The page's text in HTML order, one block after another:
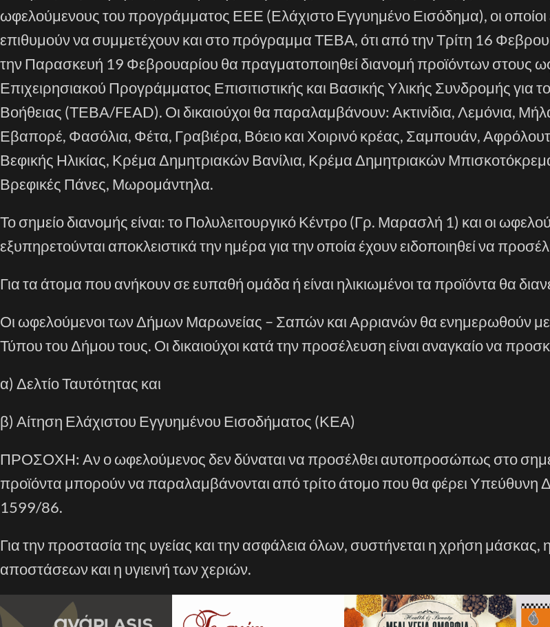
ωφελούμενους του προγράμματος ΕΕΕ (Ελάχιστο Εγγυημένο Εισόδημα), οι οποίοι
επιθυμούν να συμμετέχουν και στο πρόγραμμα ΤΕΒΑ, ότι από την Τρίτη 16
την Παρασκευή 19 Φεβρουαρίου θα πραγματοποιηθεί διανομή προϊόντων στους
Επιχειρησιακού Προγράμματος Επισιτιστικής και Βασικής Υλικής Συνδρομής για
Βοήθειας (ΤΕΒΑ/FEAD). Οι δικαιούχοι θα παραλαμβάνουν: Ακτινίδια, Λεμόνια,
Εβαπορέ, Φασόλια, Φέτα, Γραβιέρα, Βόειο και Χοιρινό κρέας, Σαμπουάν,
Βεφικής Ηλικίας, Κρέμα ΔημητριακώνΒανίλια, Κρέμα Δημητριακών
Βρεφικές Πάνες, Μωρομάντηλα.
Το σημείο διανομής είναι: τοΠολυλειτουργικόΚέντρο (Γρ. Μαρασλή 1) και οι
εξυπηρετούνται αποκλειστικά την ημέρα για την οποία έχουν ειδοποιηθεί να
Για τα άτομα που ανήκουν σε ευπαθή ομάδα ή είναι ηλικιωμένοι τα προϊόντα θα
Οι ωφελούμενοι τωνΔήμωνΜαρωνείας – ΣαπώνκαιΑρριανώνθα ενημερωθούν με
Τύπου του Δήμου τους. Οι δικαιούχοι κατά την προσέλευση είναι αναγκαίο να
α) Δελτίο Ταυτότητας και
β) Αίτηση Ελάχιστου Εγγυημένου Εισοδήματος (ΚΕΑ)
ΠΡΟΣΟΧΗ: Αν ο ωφελούμενος δεν δύναται να προσέλθει αυτοπροσώπως στο
προϊόντα μπορούν να παραλαμβάνονται από τρίτο άτομο που θα φέρει
1599/86.
Για την προστασία της υγείας και την ασφάλεια όλων, συστήνεται η χρήση μάσκας,
αποστάσεων και η υγιεινή των χεριών.